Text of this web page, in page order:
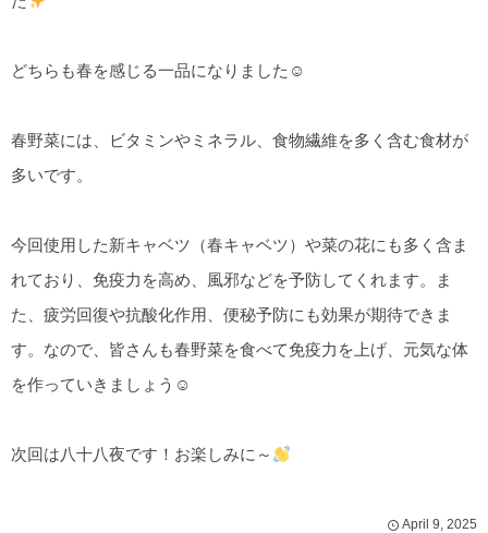
どちらも春を感じる一品になりました☺
春野菜には、ビタミンやミネラル、食物繊維を多く含む食材が
多いです。
今回使用した新キャベツ（春キャベツ）や菜の花にも多く含ま
れており、免疫力を高め、風邪などを予防してくれます。ま
た、疲労回復や抗酸化作用、便秘予防にも効果が期待できま
す。なので、皆さんも春野菜を食べて免疫力を上げ、元気な体
を作っていきましょう☺
次回は八十八夜です！お楽しみに～
April 9 2025